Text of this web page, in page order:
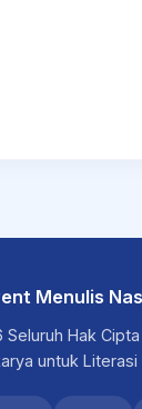
Menulis
Hak Cipta
untuk Literasi